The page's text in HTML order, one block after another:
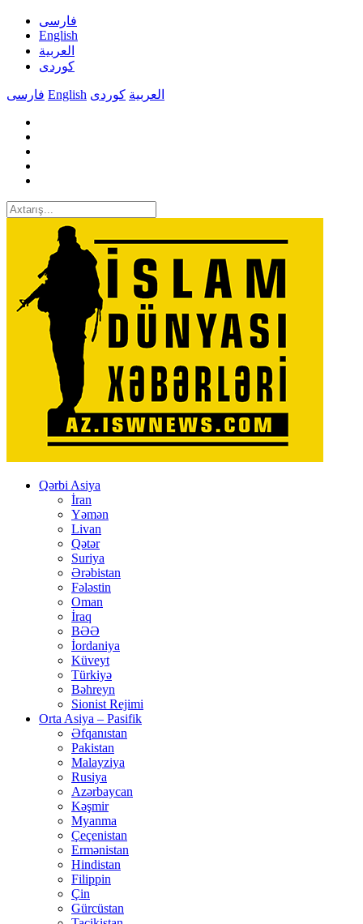
فارسی
English
العربیة
کوردی
فارسی English العربیة کوردی
Qərbi Asiya
İran
Yəmən
Livan
Qətər
Suriya
Ərəbistan
Fələstin
Oman
İraq
BƏƏ
İordaniya
Küveyt
Türkiyə
Bəhreyn
Sionist Rejimi
Orta Asiya – Pasifik
Əfqanıstan
Pakistan
Malayziya
Rusiya
Azərbaycan
Kəşmir
Myanma
Çeçenistan
Ermənistan
Hindistan
Filippin
Çin
Gürcüstan